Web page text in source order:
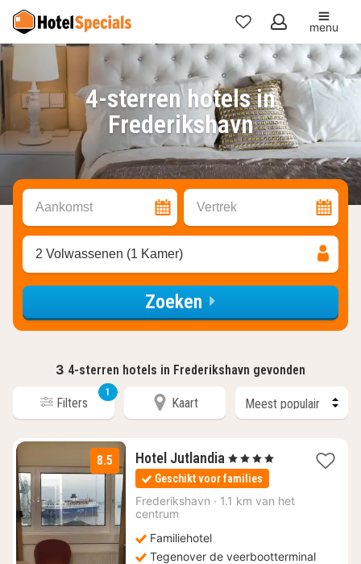
Mijn
favorieten
menu
4-sterren hotels in
Frederikshavn
Aankomst Vertrek
2 Volwassenen (1 Kamer)
Zoeken
3 4-sterren hotels in Frederikshavn gevonden
Filters
1
Kaart
8.5 Hotel Jutlandia 3
nachten
vanaf
€
, 4 Sterren
Geschikt voor families
Frederikshavn · 1.1 km van het
centrum
Familiehotel
Tegenover de veerbootterminal